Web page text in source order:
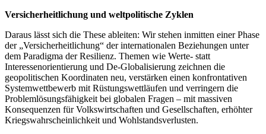
Versicherheitlichung und weltpolitische Zyklen
Daraus lässt sich die These ableiten: Wir stehen inmitten einer Phase
der „Versicherheitlichung“ der internationalen Beziehungen unter
dem Paradigma der Resilienz. Themen wie Werte- statt
Interessenorientierung und De-Globalisierung zeichnen die
geopolitischen Koordinaten neu, verstärken einen konfrontativen
Systemwettbewerb mit Rüstungswettläufen und verringern die
Problemlösungsfähigkeit bei globalen Fragen – mit massiven
Konsequenzen für Volkswirtschaften und Gesellschaften, erhöhter
Kriegswahrscheinlichkeit und Wohlstandsverlusten.